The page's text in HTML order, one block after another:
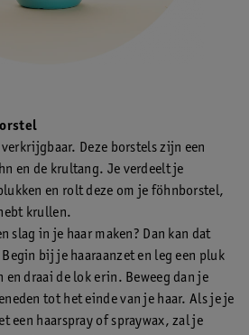
verkrijgbaar. Deze borstels zijn een
en de krultang. Je verdeelt je
en rolt deze om je föhnborstel,
krullen.
slag in je haar maken? Dan kan dat
bij je haaraanzet en leg een pluk
en draai de lok erin. Beweeg dan je
tot het einde van je haar. Als je je
een haarspray of spraywax, zal je